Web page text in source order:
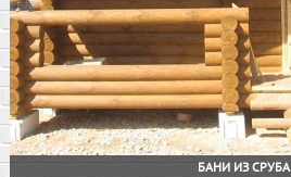
БАНИ ИЗ СРУБА